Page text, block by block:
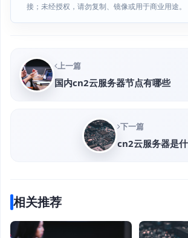
接；未经授权，请勿复制、镜像或用于商业用途。
上一篇
国内cn2云服务器节点有哪些
下一篇
cn2云服务器是
相关推荐